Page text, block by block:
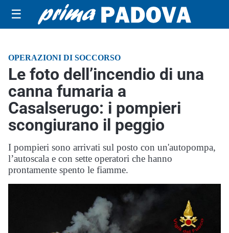
☰
OPERAZIONI DI SOCCORSO
Le foto dell’incendio di una
canna fumaria a
Casalserugo: i pompieri
scongiurano il peggio
I pompieri sono arrivati sul posto con un'autopompa,
l’autoscala e con sette operatori che hanno
prontamente spento le fiamme.